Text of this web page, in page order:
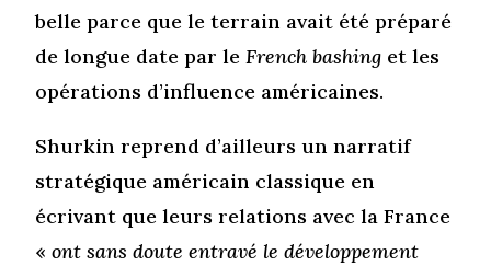
belle parce que le terrain avait été préparé
de longue date par leFrench bashing et les
opérations d’influence américaines.
Shurkin reprend d’ailleurs un narratif
stratégique américain classique en
écrivant que leurs relations avec la France
«ont sans doute entravé le développement